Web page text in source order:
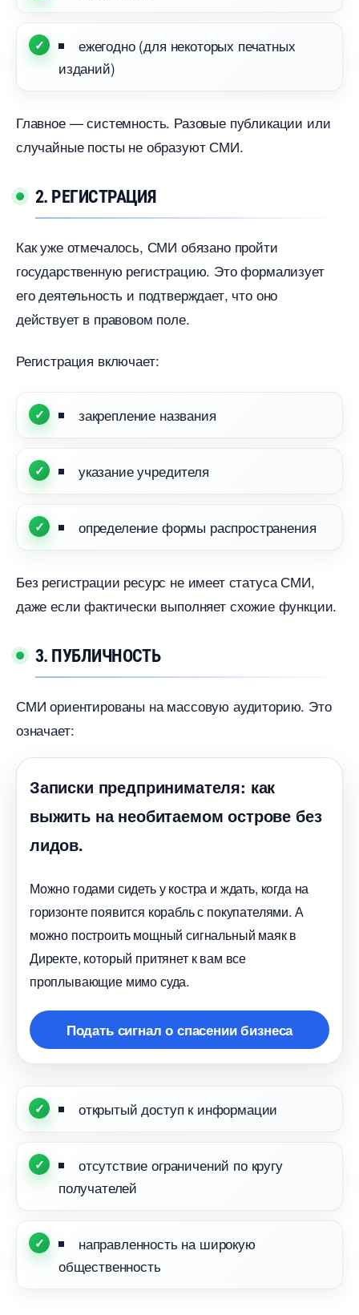
ежегодно (для некоторых печатных
изданий)
Главное — системность. Разовые публикации или
случайные посты не образуют СМИ.
2. РЕГИСТРАЦИЯ
Как уже отмечалось, СМИ обязано пройти
осударственную регистрацию. Это формализует
его деятельность и подтверждает, что оно
действует в правовом поле.
Регистрация включает:
закрепление названия
указание учредителя
определение формы распространения
Без регистрации ресурс не имеет статуса СМИ,
даже если фактически выполняет схожие функции.
3. ПУБЛИЧНОСТЬ
СМИ ориентированы на массовую аудиторию. Это
означает:
Записки предпринимателя: как
ыжить на необитаемом острове без
лидов.
Можно годами сидеть у костра и ждать, когда на
оризонте появится корабль с покупателями. А
можно построить мощный сигнальный маяк
Директе, который притянет к вам все
проплывающие мимо суда.
Подать сигнал о спасении бизнеса
открытый доступ к информации
отсутствие ограничений по кругу
получателей
направленность на широкую
общественность